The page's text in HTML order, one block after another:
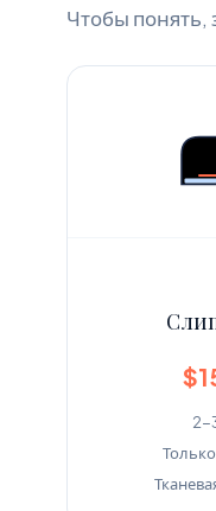
Чтобы понять,
2-